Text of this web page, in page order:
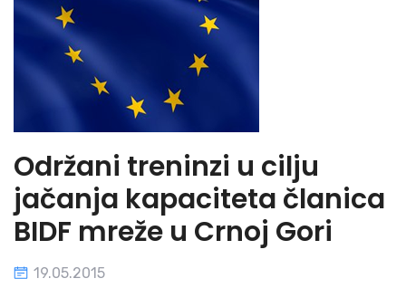
Održani treninzi u cilju
jačanja kapaciteta članica
BIDF mreže u Crnoj Gori
19.05.2015